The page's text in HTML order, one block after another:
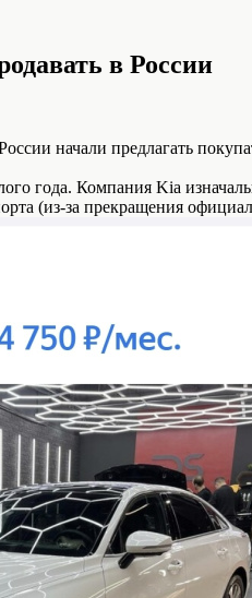
в России
начали предлагать
года. Компания Kia
(из-за прекращения